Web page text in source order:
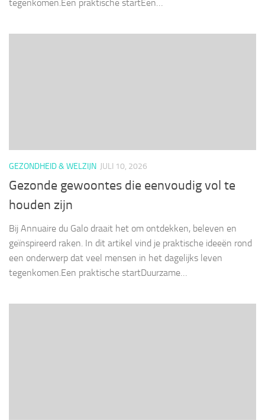
tegenkomen.Een praktische startEen…
GEZONDHEID & WELZIJN JULI 10, 2026
Gezonde gewoontes die eenvoudig vol te
houden zijn
Bij Annuaire du Galo draait het om ontdekken, beleven en
geïnspireerd raken. In dit artikel vind je praktische ideeën rond
een onderwerp dat veel mensen in het dagelijks leven
tegenkomen.Een praktische startDuurzame…